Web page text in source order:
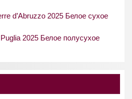
d’Abruzzo 2025 Белое сухое
2025 Белое полусухое